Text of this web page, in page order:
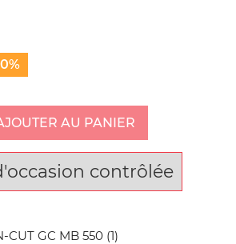
AU PANIER
contrôlée
CUT GC MB 550 (1)